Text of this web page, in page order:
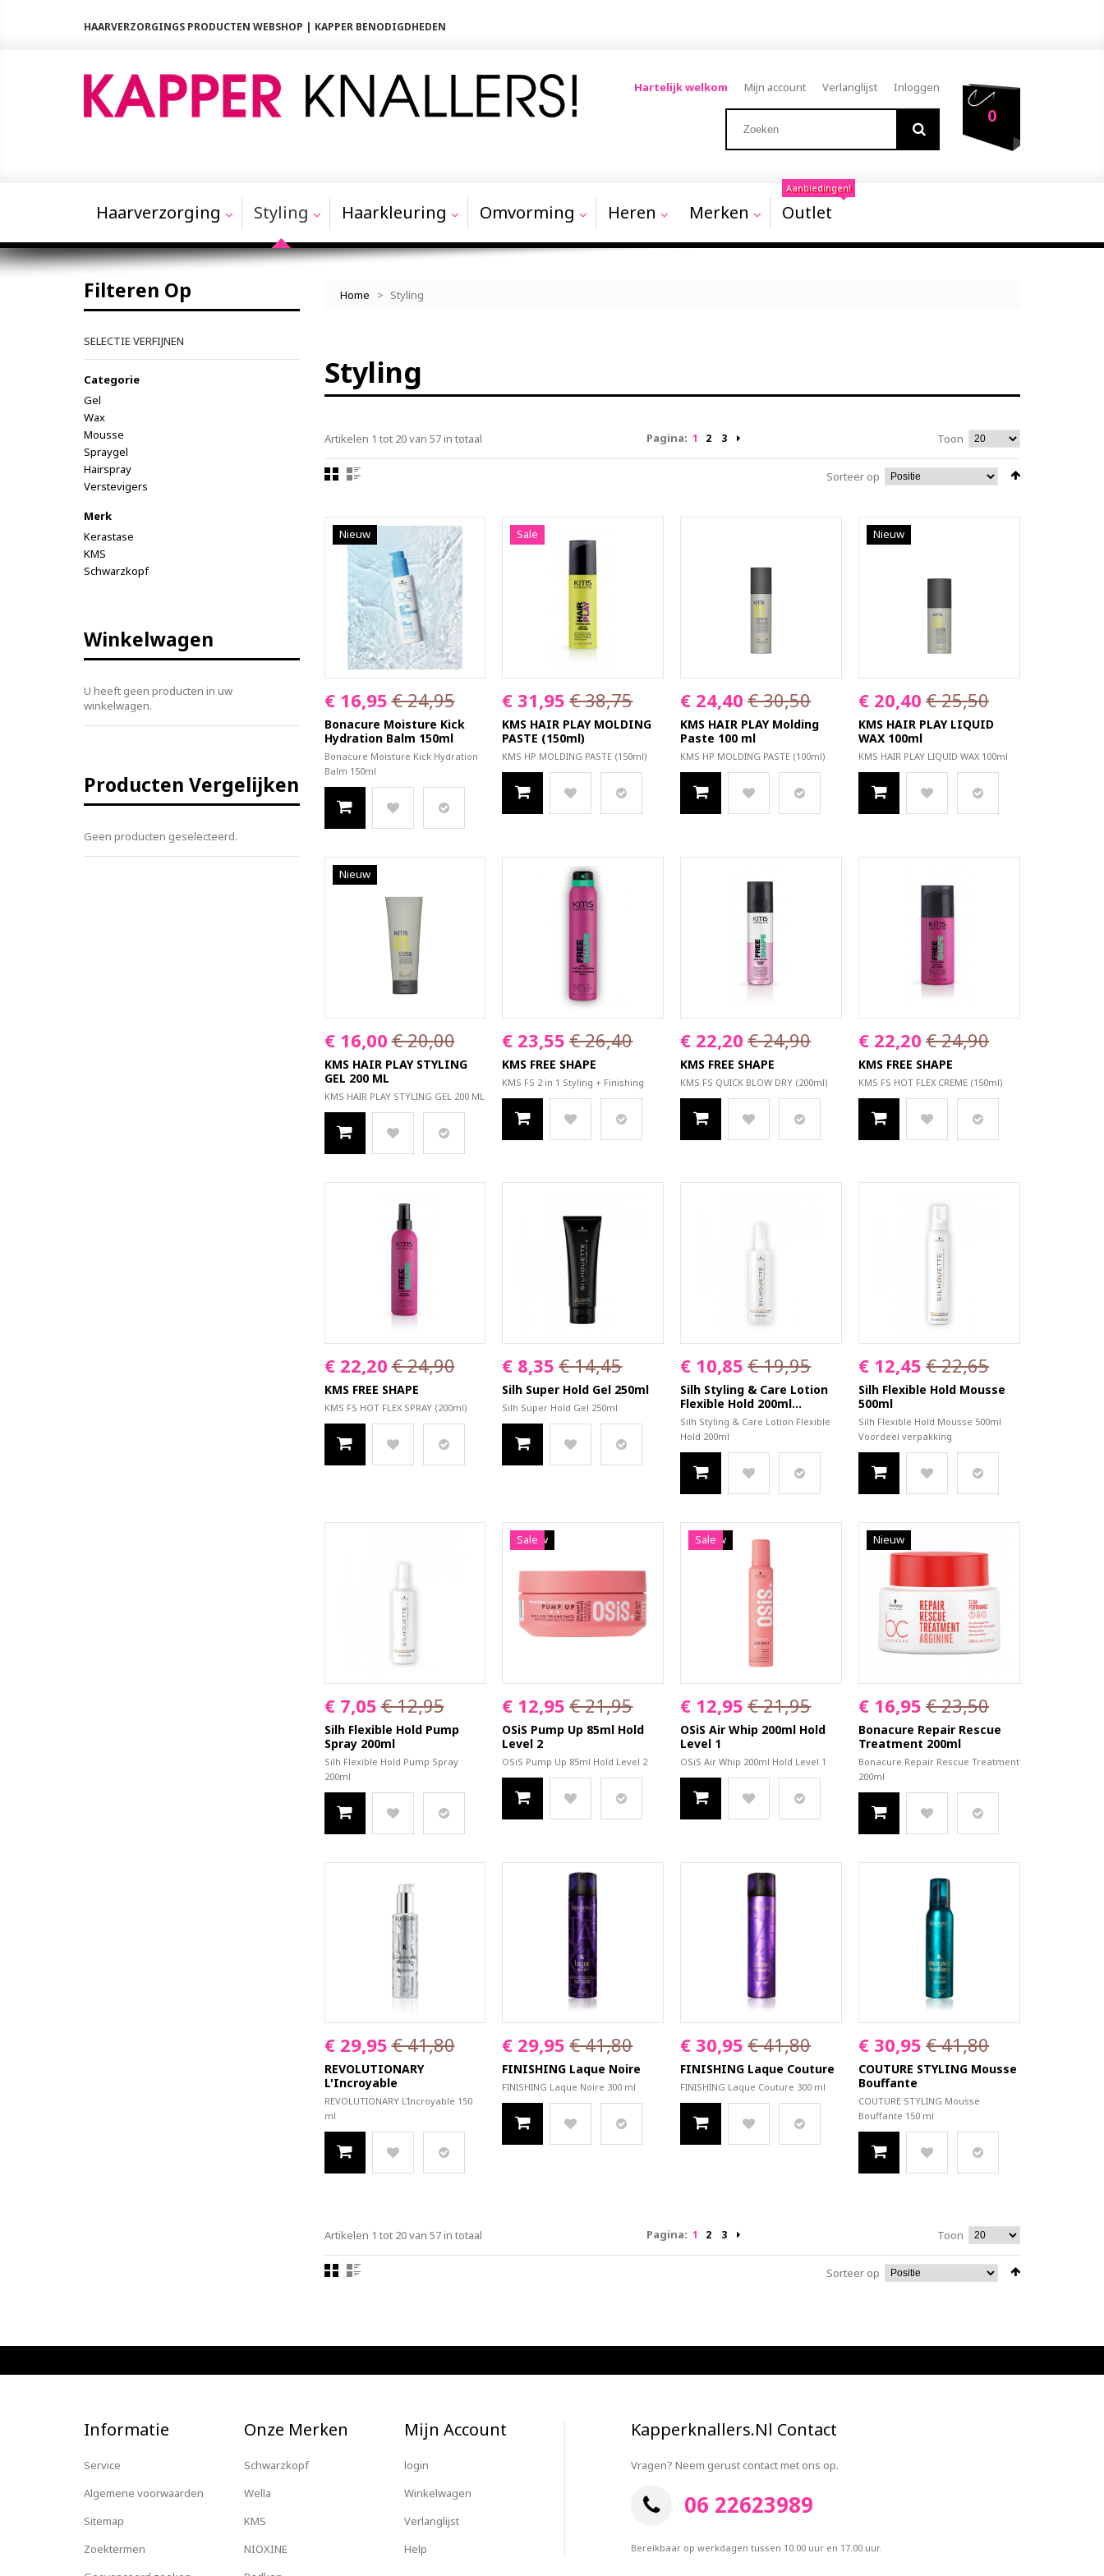
HAARVERZORGINGS PRODUCTEN WEBSHOP | KAPPER BENODIGDHEDEN
0
Mijn account Verlanglijst Inloggen
Hartelijk welkom
Haarverzorging Styling Haarkleuring Omvorming Heren Merken Outlet
Aanbiedingen!
Home > Styling
Styling
Artikelen 1 tot 20 van 57 in totaal Toon
Pagina: 1 2 3
Sorteer op
€ 24,95
€ 16,95
Bonacure Moisture Kick
Hydration Balm 150ml
Bonacure Moisture Kick Hydration
Balm 150ml
Nieuw
€ 38,75
€ 31,95
KMS HAIR PLAY MOLDING
PASTE (150ml)
KMS HP MOLDING PASTE (150ml)
Sale
€ 30,50
€ 24,40
KMS HAIR PLAY Molding
Paste 100 ml
KMS HP MOLDING PASTE (100ml)
€ 25,50
€ 20,40
KMS HAIR PLAY LIQUID
WAX 100ml
KMS HAIR PLAY LIQUID WAX 100ml
Nieuw
€ 20,00
€ 16,00
KMS HAIR PLAY STYLING
GEL 200 ML
KMS HAIR PLAY STYLING GEL 200 ML
Nieuw
€ 26,40
€ 23,55
KMS FREE SHAPE
KMS FS 2 in 1 Styling + Finishing
€ 24,90
€ 22,20
KMS FREE SHAPE
KMS FS QUICK BLOW DRY (200ml)
€ 24,90
€ 22,20
KMS FREE SHAPE
KMS FS HOT FLEX CREME (150ml)
€ 24,90
€ 22,20
KMS FREE SHAPE
KMS FS HOT FLEX SPRAY (200ml)
€ 14,45
€ 8,35
Silh Super Hold Gel 250ml
Silh Super Hold Gel 250ml
€ 19,95
€ 10,85
Silh Styling & Care Lotion
Flexible Hold 200ml...
Silh Styling & Care Lotion Flexible
Hold 200ml
€ 22,65
€ 12,45
Silh Flexible Hold Mousse
500ml
Silh Flexible Hold Mousse 500ml
Voordeel verpakking
€ 12,95
€ 7,05
Silh Flexible Hold Pump
Spray 200ml
Silh Flexible Hold Pump Spray
200ml
€ 21,95
€ 12,95
OSiS Pump Up 85ml Hold
Level 2
OSiS Pump Up 85ml Hold Level 2
Nieuw
Sale
€ 21,95
€ 12,95
OSiS Air Whip 200ml Hold
Level 1
OSiS Air Whip 200ml Hold Level 1
Nieuw
Sale
€ 23,50
€ 16,95
Bonacure Repair Rescue
Treatment 200ml
Bonacure Repair Rescue Treatment
200ml
Nieuw
€ 41,80
€ 29,95
REVOLUTIONARY
L'Incroyable
REVOLUTIONARY L'Incroyable 150
ml
€ 41,80
€ 29,95
FINISHING Laque Noire
FINISHING Laque Noire 300 ml
€ 41,80
€ 30,95
FINISHING Laque Couture
FINISHING Laque Couture 300 ml
€ 41,80
€ 30,95
COUTURE STYLING Mousse
Bouffante
COUTURE STYLING Mousse
Bouffante 150 ml
Artikelen 1 tot 20 van 57 in totaal Toon
Pagina: 1 2 3
Sorteer op
Filteren Op
SELECTIE VERFIJNEN
Categorie
Gel
Wax
Mousse
Spraygel
Hairspray
Verstevigers
Merk
Kerastase
KMS
Schwarzkopf
Winkelwagen
U heeft geen producten in uw
winkelwagen.
Producten Vergelijken
Geen producten geselecteerd.
Informatie
Service
Algemene voorwaarden
Sitemap
Zoektermen
Onze Merken
Schwarzkopf
Wella
KMS
NIOXINE
Mijn Account
login
Winkelwagen
Verlanglijst
Help
Kapperknallers.nl Contact
Vragen? Neem gerust contact met ons op.
06 22623989
Bereikbaar op werkdagen tussen 10.00 uur en 17.00 uur.